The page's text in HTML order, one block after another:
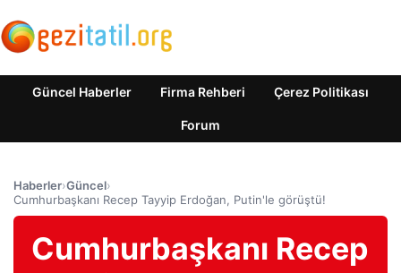
Güncel Haberler Firma Rehberi Çerez Politikası
Forum
Haberler›Güncel›
Cumhurbaşkanı Recep Tayyip Erdoğan, Putin'le görüştü!
Cumhurbaşkanı Recep